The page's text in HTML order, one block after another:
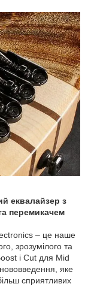
еквалайзер з
перемикачем
– це наше
зрозумілого та
і Cut для Mid
яке
сприятливих